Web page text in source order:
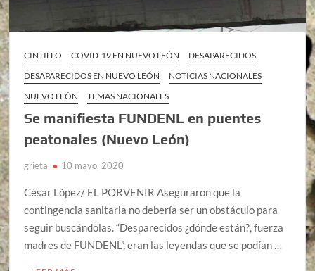
CINTILLO COVID-19 EN NUEVO LEÓN
DESAPARECIDOS
DESAPARECIDOS EN NUEVO LEÓN
NOTICIAS NACIONALES
NUEVO LEÓN
TEMAS NACIONALES
Se manifiesta FUNDENL en puentes
peatonales (Nuevo León)
grieta 10 mayo, 2020
César López/ EL PORVENIR Aseguraron que la
contingencia sanitaria no debería ser un obstáculo para
seguir buscándolas. “Desparecidos ¿dónde están?, fuerza
madres de FUNDENL”, eran las leyendas que se podían …